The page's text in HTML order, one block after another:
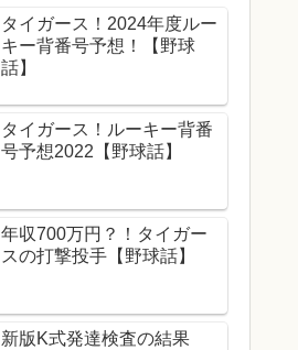
タイガース！2024年度ルー
キー背番号予想！【野球
話】
タイガース！ルーキー背番
号予想2022【野球話】
年収700万円？！タイガー
スの打撃投手【野球話】
新版K式発達検査の結果